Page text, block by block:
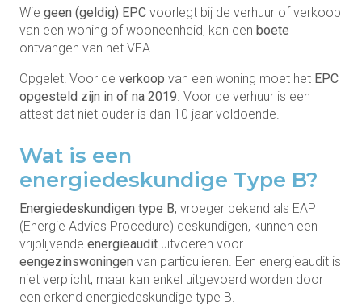
Wie geen (geldig) EPC voorlegt bij de verhuur of verkoop
van een woning of wooneenheid, kan een boete
ontvangen van het VEA.
Opgelet! Voor de verkoop van een woning moet het EPC
opgesteld zijn in of na 2019 . Voor de verhuur is een
attest dat niet ouder is dan 10 jaar voldoende.
Wat is een
energiedeskundige Type B?
Energiedeskundigen type B, vroeger bekend als EAP
(Energie Advies Procedure) deskundigen, kunnen een
vrijblijvende energieaudit uitvoeren voor
eengezinswoningen van particulieren. Een energieaudit is
niet verplicht, maar kan enkel uitgevoerd worden door
een erkend energiedeskundige type B.